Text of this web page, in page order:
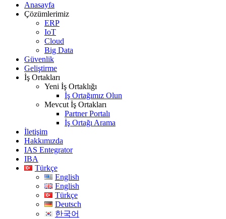
Anasayfa
Çözümlerimiz
ERP
IoT
Cloud
Big Data
Güvenlik
Geliştirme
İş Ortakları
Yeni İş Ortaklığı
İş Ortağımız Olun
Mevcut İş Ortakları
Partner Portalı
İş Ortağı Arama
İletişim
Hakkımızda
IAS Entegrator
IBA
Türkçe
English
English
Türkçe
Deutsch
한국어